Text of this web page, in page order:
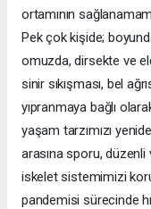
ortamının
Pek çok kişide;
omuzda, dirsekte ve
sinir sıkışması, bel
yıpranmaya bağlı
yaşam tarzımızı
arasına sporu,
iskelet sistemimizi
pandemisi sürecinde